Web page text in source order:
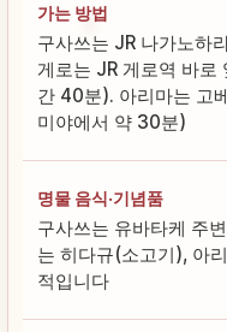
가는 방법
구사쓰는 JR 나가노하
게로는 JR 게로역 바로
간 40분). 아리마는 고
미야에서 약 30분)
명물 음식·기념품
구사쓰는 유바타케 주
는 히다규(소고기), 아
적입니다